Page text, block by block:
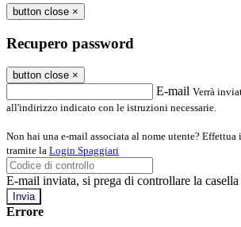
button close ×
Recupero password
button close ×
E-mail Verrà
all'indirizzo indicato con le istruzioni necessarie.
Non hai una e-mail associata al nome utente? Effettua
tramite la Login Spaggiari
E-mail inviata, si prega di controllare la
Errore